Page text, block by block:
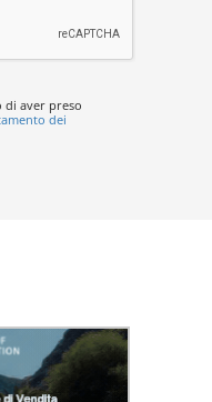
di aver preso
dei